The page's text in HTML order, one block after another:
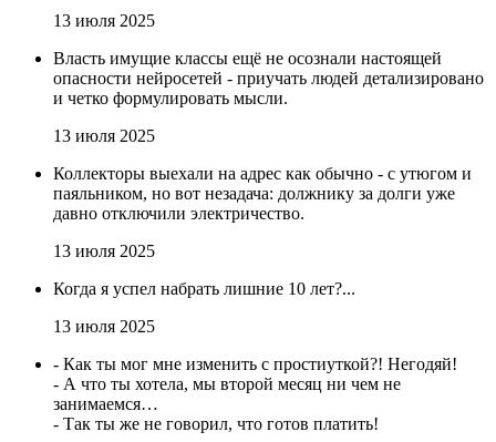
13 июля 2025
Власть имущие классы ещё не осознали настоящей
опасности нейросетей - приучать людей детализировано
и четко формулировать мысли.
13 июля 2025
Коллекторы выехали на адрес как обычно - с утюгом и
паяльником, но вот незадача: должнику за долги уже
давно отключили электричество.
13 июля 2025
Когда я успел набрать лишние 10 лет?...
13 июля 2025
- Как ты мог мне изменить с простиуткой?! Негодяй!
- А что ты хотела, мы второй месяц ни чем не
занимаемся…
- Так ты же не говорил, что готов платить!